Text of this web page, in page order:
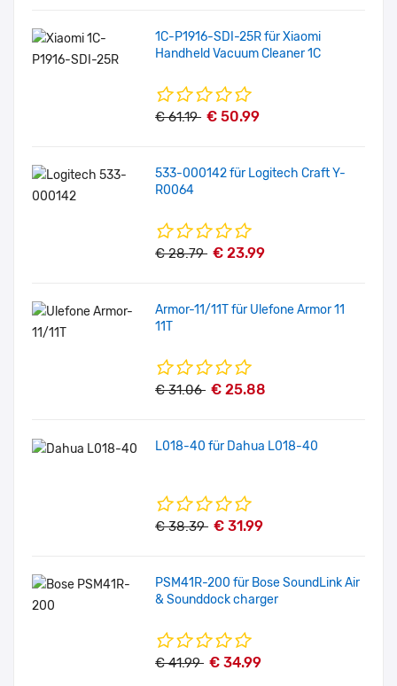
1C-P1916-SDI-25R für Xiaomi
Handheld Vacuum Cleaner 1C
€ 61.19 € 50.99
533-000142 für Logitech Craft Y-
R0064
€ 28.79 € 23.99
Armor-11/11T für Ulefone Armor 11
11T
€ 31.06 € 25.88
L018-40 für Dahua L018-40
€ 38.39 € 31.99
PSM41R-200 für Bose SoundLink Air
& Sounddock charger
€ 41.99 € 34.99